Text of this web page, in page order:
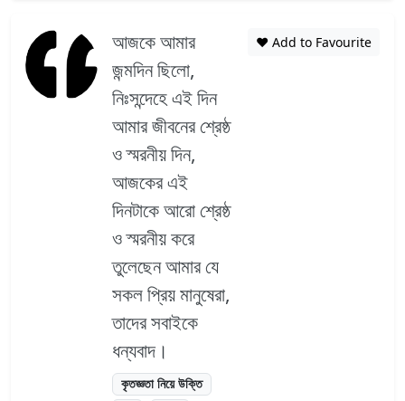
আজকে আমার
জন্মদিন ছিলো,
নিঃসন্দেহে এই দিন
আমার জীবনের শ্রেষ্ঠ
ও স্মরনীয় দিন,
আজকের এই
দিনটাকে আরো শ্রেষ্ঠ
ও স্মরনীয় করে
তুলেছেন আমার যে
সকল প্রিয় মানুষেরা,
তাদের সবাইকে
ধন্যবাদ।
কৃতজ্ঞতা নিয়ে উক্তি
❤️ Add to Favourite